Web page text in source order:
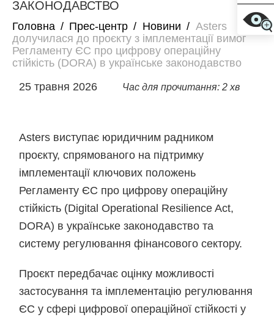
ЗАКОНОДАВСТВО
Головна / Прес-центр / Новини / Asters
долучилася до проєкту з імплементації вимог
Регламенту ЄС про цифрову операційну
стійкість (DORA) в українське законодавство
25 травня 2026
Час для прочитання: 2 хв
Asters виступає юридичним радником
проєкту, спрямованого на підтримку
імплементації ключових положень
Регламенту ЄС про цифрову операційну
стійкість (Digital Operational Resilience Act,
DORA) в українське законодавство та
систему регулювання фінансового сектору.
Проєкт передбачає оцінку можливості
застосування та імплементацію регулювання
ЄС у сфері цифрової операційної стійкості у